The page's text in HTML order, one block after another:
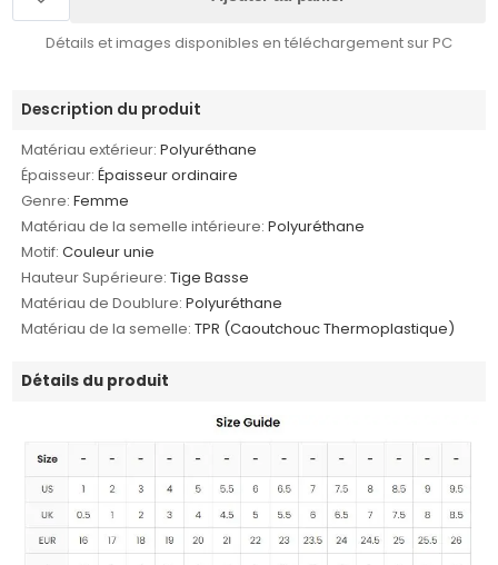
Détails et images disponibles en téléchargement sur PC
Description du produit
Matériau extérieur: Polyuréthane
Épaisseur: Épaisseur ordinaire
Genre: Femme
Matériau de la semelle intérieure: Polyuréthane
Motif: Couleur unie
Hauteur Supérieure: Tige Basse
Matériau de Doublure: Polyuréthane
Matériau de la semelle: TPR (Caoutchouc Thermoplastique)
Détails du produit